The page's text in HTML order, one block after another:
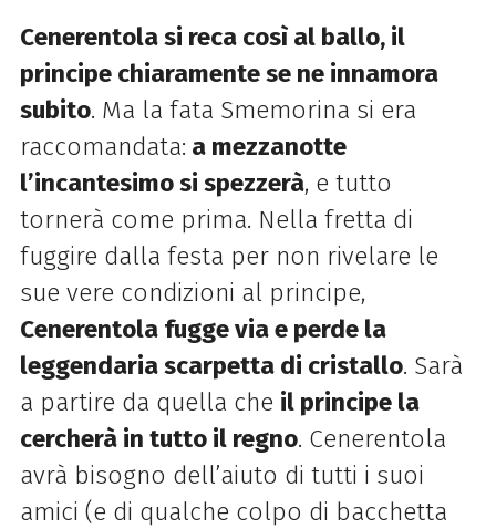
Cenerentola si reca così al ballo, il
principe chiaramente se ne innamora
subito. Ma la fata Smemorina si era
raccomandata: a mezzanotte
l’incantesimo si spezzerà, e tutto
tornerà come prima. Nella fretta di
fuggire dalla festa per non rivelare le
sue vere condizioni al principe,
Cenerentola fugge via e perde la
leggendaria scarpetta di cristallo. Sarà
a partire da quella che il principe la
cercherà in tutto il regno. Cenerentola
avrà bisogno dell’aiuto di tutti i suoi
amici (e di qualche colpo di bacchetta